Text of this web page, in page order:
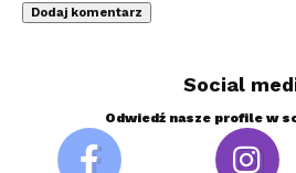
Social
Odwiedź nasze profile w